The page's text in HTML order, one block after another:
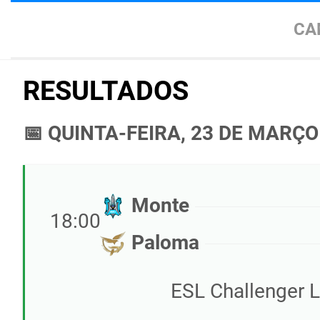
RESULTADOS
📅 QUINTA-FEIRA, 23 DE
18:00
Monte
Paloma
ESL Challenger